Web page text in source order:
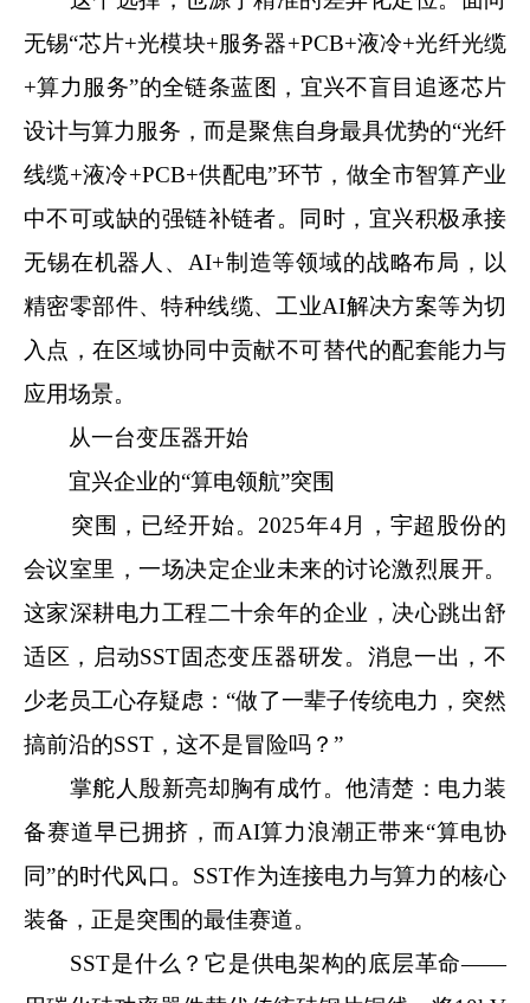
无锡“芯片+光模块+服务器+PCB+液冷+光纤光缆
+算力服务”的全链条蓝图，宜兴不盲目追逐芯片
设计与算力服务，而是聚焦自身最具优势的“光纤
线缆+液冷+PCB+供配电”环节，做全市智算产业
中不可或缺的强链补链者。同时，宜兴积极承接
无锡在机器人、AI+制造等领域的战略布局，以
精密零部件、特种线缆、工业AI解决方案等为切
入点，在区域协同中贡献不可替代的配套能力与
应用场景。
从一台变压器开始
宜兴企业的“算电领航”突围
突围，已经开始。2025年4月，宇超股份的
会议室里，一场决定企业未来的讨论激烈展开。
这家深耕电力工程二十余年的企业，决心跳出舒
适区，启动SST固态变压器研发。消息一出，不
少老员工心存疑虑：“做了一辈子传统电力，突然
搞前沿的SST，这不是冒险吗？”
掌舵人殷新亮却胸有成竹。他清楚：电力装
备赛道早已拥挤，而AI算力浪潮正带来“算电协
同”的时代风口。SST作为连接电力与算力的核心
装备，正是突围的最佳赛道。
SST是什么？它是供电架构的底层革命——